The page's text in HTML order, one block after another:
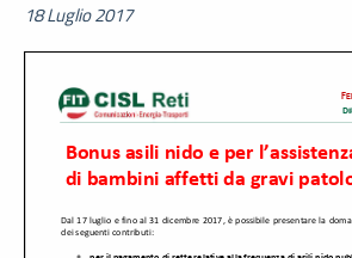
18 Luglio 2017